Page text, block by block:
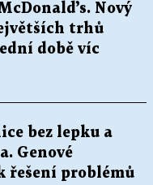
Nový
trhů
době víc
bez lepku a
Genové
řešení problémů